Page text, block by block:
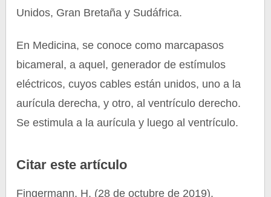
Unidos, Gran Bretaña y Sudáfrica.
En Medicina, se conoce como marcapasos
bicameral, a aquel, generador de estímulos
eléctricos, cuyos cables están unidos, uno a la
aurícula derecha, y otro, al ventrículo derecho.
Se estimula a la aurícula y luego al ventrículo.
Citar este artículo
Fingermann, H. (28 de octubre de 2019).